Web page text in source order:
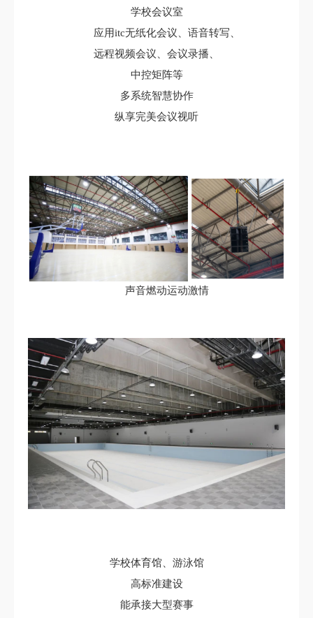
学校会议室
应用itc无纸化会议、语音转写、
远程视频会议、会议录播、
中控矩阵等
多系统智慧协作
纵享完美会议视听
声音燃动运动激情
学校体育馆、游泳馆
高标准建设
能承接大型赛事